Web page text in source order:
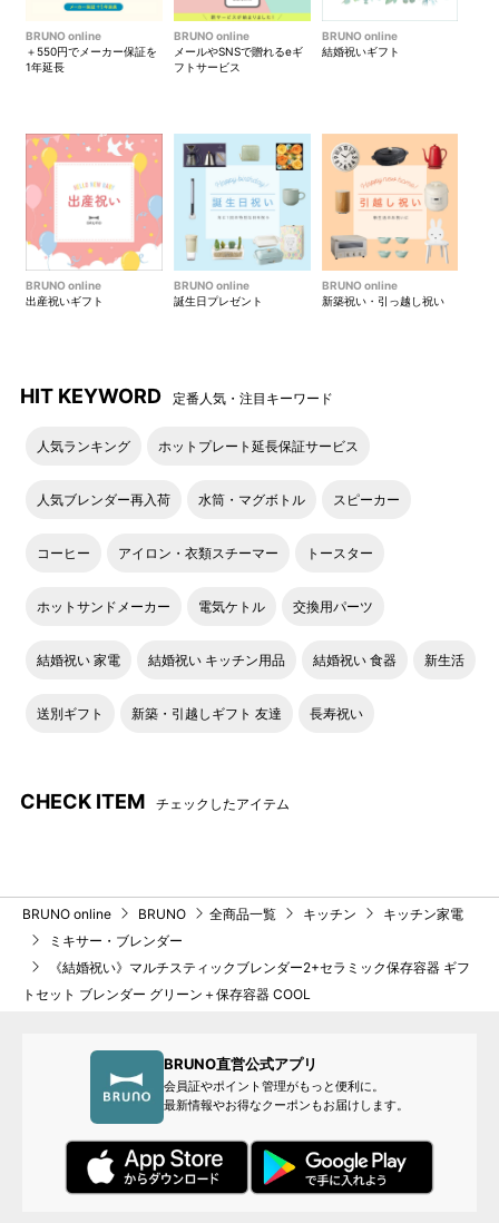
BRUNO online
＋550円でメーカー保証を
1年延長
BRUNO online
メールやSNSで贈れるeギ
フトサービス
BRUNO online
結婚祝いギフト
BRUNO online
出産祝いギフト
BRUNO online
誕生日プレゼント
BRUNO online
新築祝い・引っ越し祝い
HIT KEYWORD 定番人気・注目キーワード
人気ランキング ホットプレート延長保証サービス
人気ブレンダー再入荷 水筒・マグボトル スピーカー
コーヒー アイロン・衣類スチーマー トースター
ホットサンドメーカー 電気ケトル 交換用パーツ
結婚祝い 家電 結婚祝い キッチン用品 結婚祝い 食器 新生活
送別ギフト 新築・引越しギフト 友達 長寿祝い
CHECK ITEM チェックしたアイテム
BRUNO online BRUNO 全商品一覧 キッチン
キッチン家電
ミキサー・ブレンダー
《結婚祝い》マルチスティックブレンダー2+セラミック保存容器 ギフ
トセット ブレンダー グリーン＋保存容器 COOL
BRUNO直営公式アプリ
会員証やポイント管理がもっと便利に。
最新情報やお得なクーポンもお届けします。